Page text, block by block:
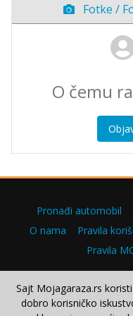
Fotke /
Pronađi automobil
O nama
Pravila
Pravila
Sajt Mojagaraza.rs
dobro korisničko